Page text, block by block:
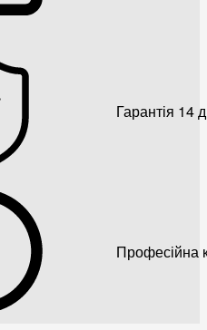
Гарантія 14
Професійна